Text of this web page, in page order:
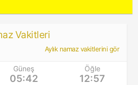
Vakitleri
Aylık namaz vakitlerini gör
Güneş
05:42
Öğle
12:57